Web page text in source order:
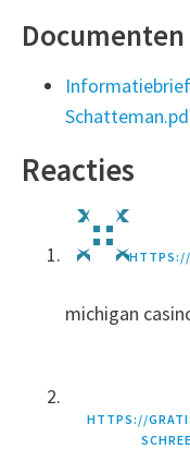
Documenten
Reacties
HTTPS://
michigan
HTTPS://